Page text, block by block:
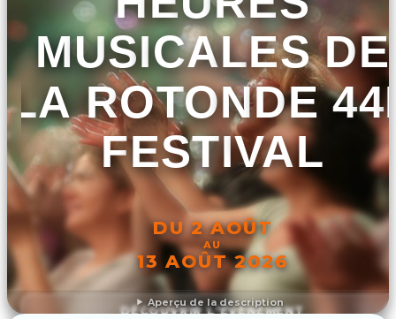
Aperçu de la description
MUSICALES DE
LA ROTONDE
FESTIVAL
DU 2 AOÛT
AU
13 AOÛT 2026
DÉCOUVRIR L'ÉVÉNEMENT